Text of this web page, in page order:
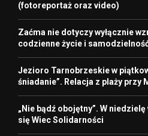
(fotoreportaż oraz video)
Zaćma nie dotyczy wyłącznie
codzienne życie i
Jezioro Tarnobrzeskie w
śniadanie”. Relacja z plaży przy
„Nie bądź obojętny”. W
się Wiec Solidarności